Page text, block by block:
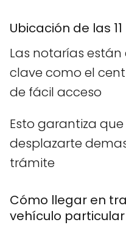
Ubicación de las
Las notarías
clave como el
de fácil acceso
Esto garantiza
desplazarte
trámite
Cómo llegar en
vehículo particular